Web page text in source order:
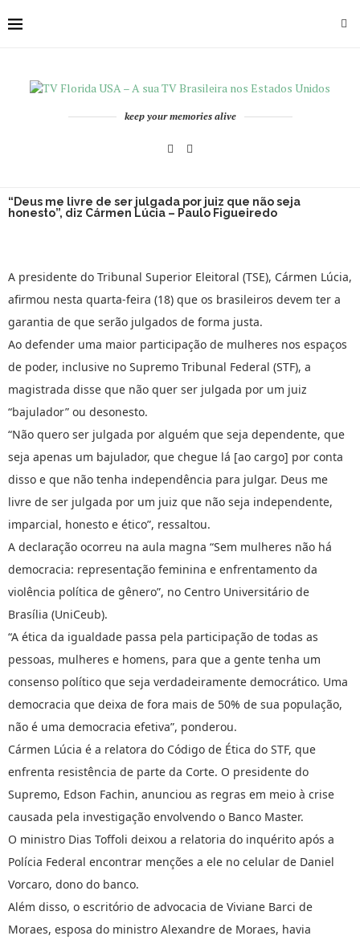
keep your memories alive
“Deus me livre de ser julgada por juiz que não seja
honesto”, diz Cármen Lúcia – Paulo Figueiredo
A presidente do Tribunal Superior Eleitoral (TSE), Cármen Lúcia,
afirmou nesta quarta-feira (18) que os brasileiros devem ter a
garantia de que serão julgados de forma justa.
Ao defender uma maior participação de mulheres nos espaços
de poder, inclusive no Supremo Tribunal Federal (STF), a
magistrada disse que não quer ser julgada por um juiz
“bajulador” ou desonesto.
“Não quero ser julgada por alguém que seja dependente, que
seja apenas um bajulador, que chegue lá [ao cargo] por conta
disso e que não tenha independência para julgar. Deus me
livre de ser julgada por um juiz que não seja independente,
imparcial, honesto e ético”, ressaltou.
A declaração ocorreu na aula magna “Sem mulheres não há
democracia: representação feminina e enfrentamento da
violência política de gênero”, no Centro Universitário de
Brasília (UniCeub).
“A ética da igualdade passa pela participação de todas as
pessoas, mulheres e homens, para que a gente tenha um
consenso político que seja verdadeiramente democrático. Uma
democracia que deixa de fora mais de 50% de sua população,
não é uma democracia efetiva”, ponderou.
Cármen Lúcia é a relatora do Código de Ética do STF, que
enfrenta resistência de parte da Corte. O presidente do
Supremo, Edson Fachin, anunciou as regras em meio à crise
causada pela investigação envolvendo o Banco Master.
O ministro Dias Toffoli deixou a relatoria do inquérito após a
Polícia Federal encontrar menções a ele no celular de Daniel
Vorcaro, dono do banco.
Além disso, o escritório de advocacia de Viviane Barci de
Moraes, esposa do ministro Alexandre de Moraes, havia